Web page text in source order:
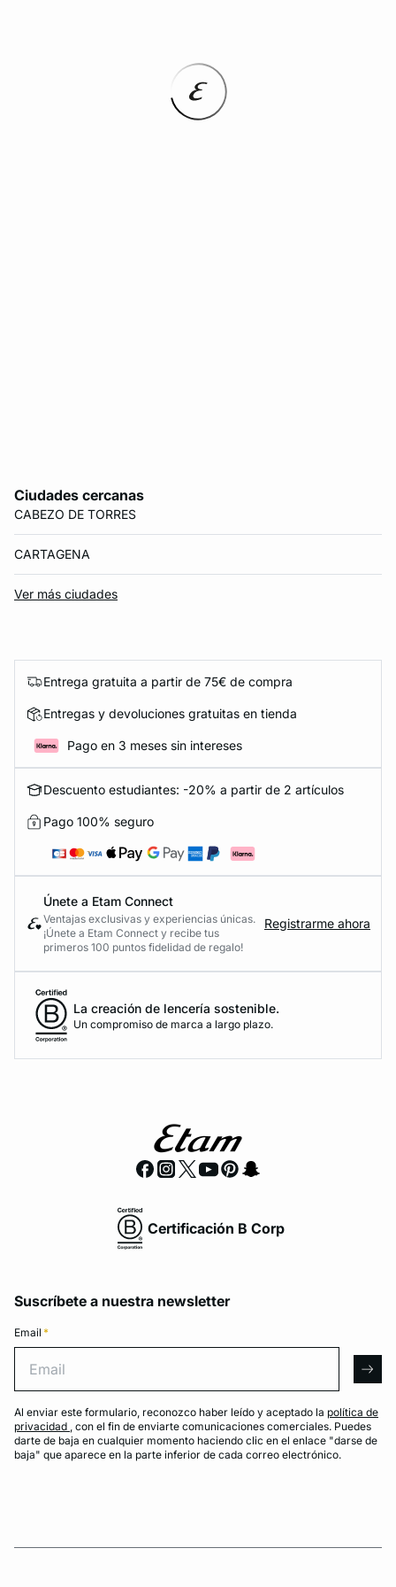
Ciudades cercanas
CABEZO DE TORRES
CARTAGENA
Ver más ciudades
Entrega gratuita a partir de 75€ de compra
Entregas y devoluciones gratuitas en tienda
Pago en 3 meses sin intereses
Descuento estudiantes: -20% a partir de 2 artículos
Pago 100% seguro
Únete a Etam Connect
Ventajas exclusivas y experiencias únicas.
¡Únete a Etam Connect y recibe tus
primeros 100 puntos fidelidad de regalo!
Registrarme ahora
La creación de lencería sostenible.
Un compromiso de marca a largo plazo.
Certificación B Corp
Suscríbete a nuestra newsletter
Email *
Al enviar este formulario, reconozco haber leído y aceptado la política de
privacidad , con el fin de enviarte comunicaciones comerciales. Puedes
darte de baja en cualquier momento haciendo clic en el enlace "darse de
baja" que aparece en la parte inferior de cada correo electrónico.